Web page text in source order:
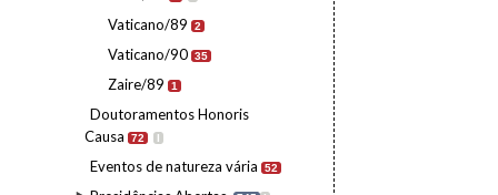
Vaticano/89 2
Vaticano/90 35
Zaire/89 1
Doutoramentos Honoris
Causa
72 I
Eventos de natureza vária 52